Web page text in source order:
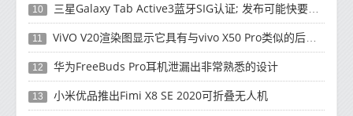
10 三星Galaxy Tab Active3蓝牙SIG认证; 发布可能快要结束了
11 ViVO V20渲染图显示它具有与vivo X50 Pro类似的后部设计
12 华为FreeBuds Pro耳机泄漏出非常熟悉的设计
13 小米优品推出Fimi X8 SE 2020可折叠无人机